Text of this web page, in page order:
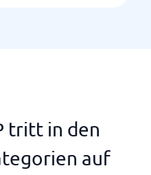
tritt in den
auf